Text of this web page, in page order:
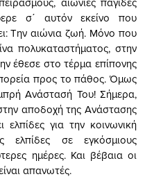
σ΄ αυτόν εκείνο που
Την αιώνια ζωή. Μόνο που
πολυκαταστήματος, στην
έθεσε στο τέρμα επίπονης
προς το πάθος. Όμως
Ανάστασή Του! Σήμερα,
αποδοχή της Ανάστασης
για την κοινωνική
ελπίδες σε εγκόσμιους
ημέρες. Και βέβαια οι
απανωτές.